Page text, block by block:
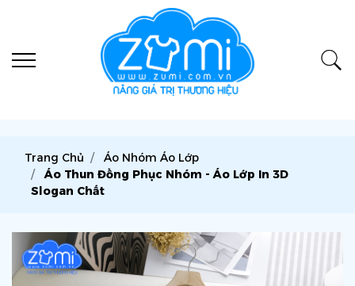
Trang Chủ
Áo Nhóm Áo Lớp
Áo Thun Đồng Phục Nhóm - Áo Lớp In 3D
Slogan Chất